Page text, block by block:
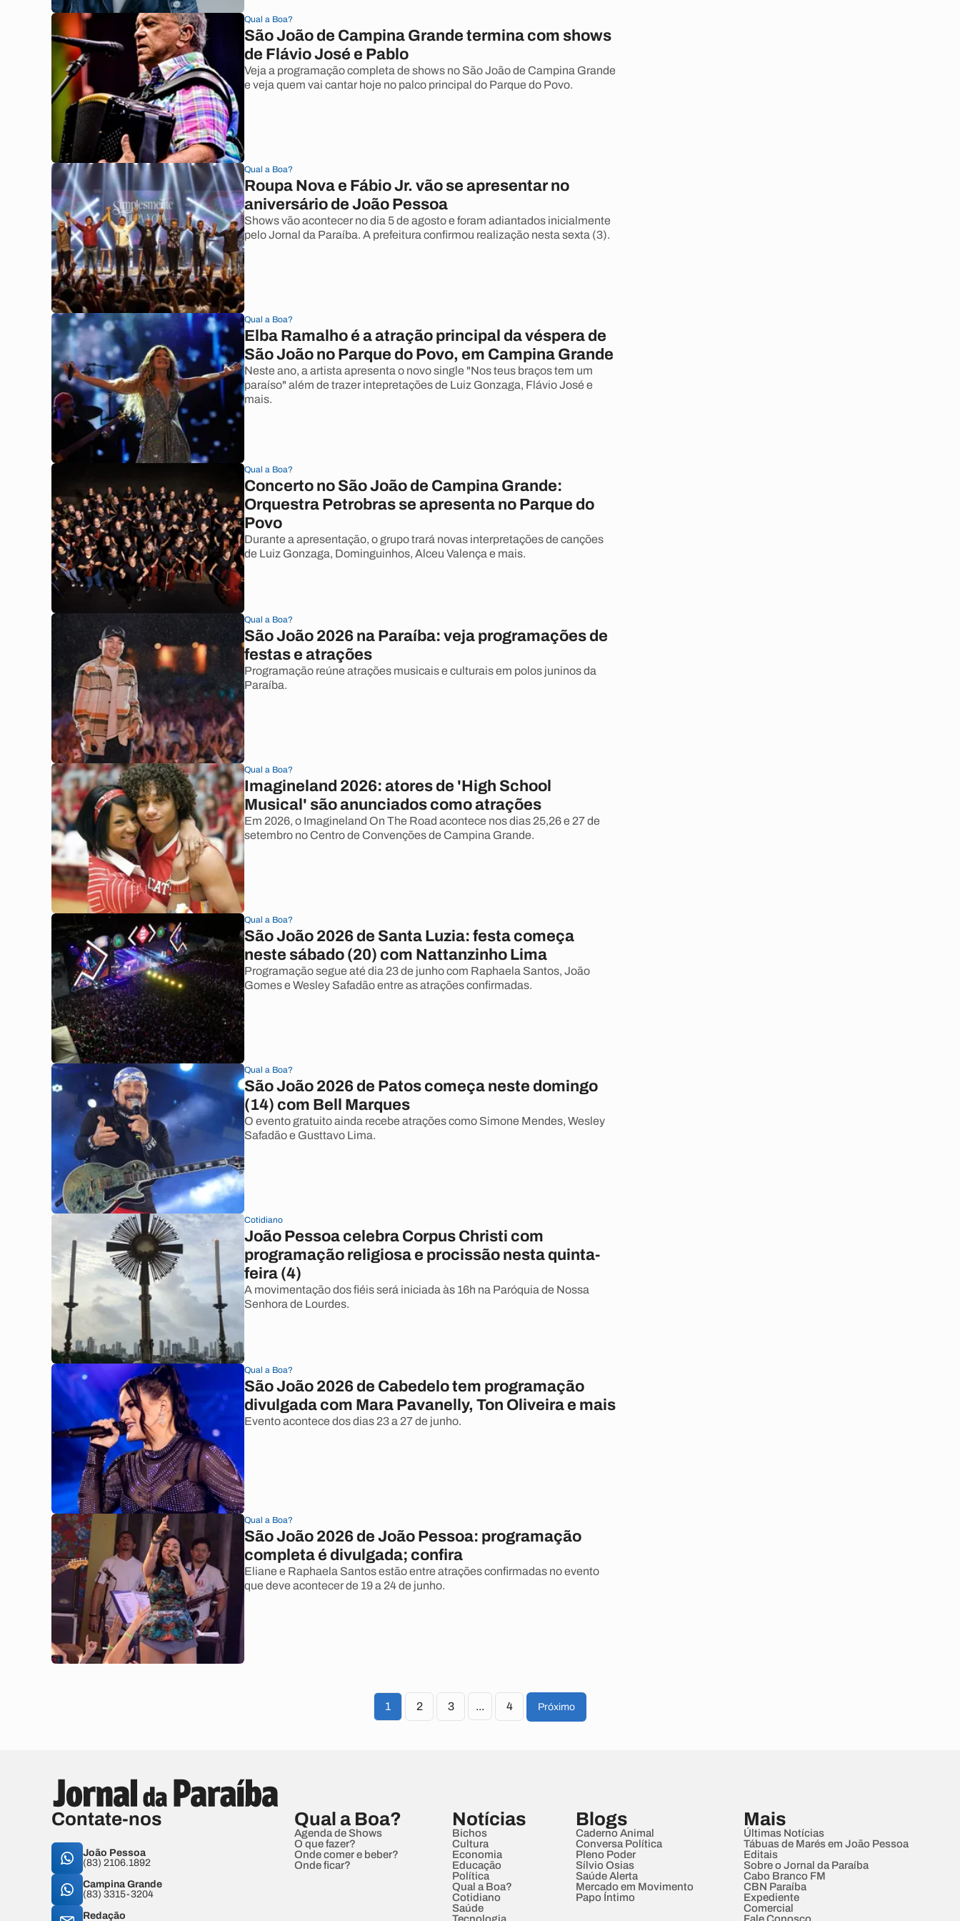
Qual a Boa?
São João de Campina Grande termina com shows
de Flávio José e Pablo
Veja a programação completa de shows no São João de Campina Grande
e veja quem vai cantar hoje no palco principal do Parque do Povo.
Qual a Boa?
Roupa Nova e Fábio Jr. vão se apresentar no
aniversário de João Pessoa
Shows vão acontecer no dia 5 de agosto e foram adiantados inicialmente
pelo Jornal da Paraíba. A prefeitura confirmou realização nesta sexta (3).
Qual a Boa?
Elba Ramalho é a atração principal da véspera de
São João no Parque do Povo, em Campina Grande
Neste ano, a artista apresenta o novo single "Nos teus braços tem um
paraíso" além de trazer intepretações de Luiz Gonzaga, Flávio José e
mais.
Qual a Boa?
Concerto no São João de Campina Grande:
Orquestra Petrobras se apresenta no Parque do
Povo
Durante a apresentação, o grupo trará novas interpretações de canções
de Luiz Gonzaga, Dominguinhos, Alceu Valença e mais.
Qual a Boa?
São João 2026 na Paraíba: veja programações de
festas e atrações
Programação reúne atrações musicais e culturais em polos juninos da
Paraíba.
Qual a Boa?
Imagineland 2026: atores de 'High School
Musical' são anunciados como atrações
Em 2026, o Imagineland On The Road acontece nos dias 25,26 e 27 de
setembro no Centro de Convenções de Campina Grande.
Qual a Boa?
São João 2026 de Santa Luzia: festa começa
neste sábado (20) com Nattanzinho Lima
Programação segue até dia 23 de junho com Raphaela Santos, João
Gomes e Wesley Safadão entre as atrações confirmadas.
Qual a Boa?
São João 2026 de Patos começa neste domingo
(14) com Bell Marques
O evento gratuito ainda recebe atrações como Simone Mendes, Wesley
Safadão e Gusttavo Lima.
Cotidiano
João Pessoa celebra Corpus Christi com
programação religiosa e procissão nesta quinta-
feira (4)
A movimentação dos fiéis será iniciada às 16h na Paróquia de Nossa
Senhora de Lourdes.
Qual a Boa?
São João 2026 de Cabedelo tem programação
divulgada com Mara Pavanelly, Ton Oliveira e mais
Evento acontece dos dias 23 a 27 de junho.
Qual a Boa?
São João 2026 de João Pessoa: programação
completa é divulgada; confira
Eliane e Raphaela Santos estão entre atrações confirmadas no evento
que deve acontecer de 19 a 24 de junho.
1 2 3 ... 4 Próximo
Contate-nos
João Pessoa
(83) 2106.1892
Campina Grande
(83) 3315-3204
Redação
Qual a Boa?
Agenda de Shows
O que fazer?
Onde comer e beber?
Onde ficar?
Notícias
Bichos
Cultura
Economia
Educação
Política
Qual a Boa?
Cotidiano
Saúde
Blogs
Caderno Animal
Conversa Política
Pleno Poder
Sílvio Osias
Saúde Alerta
Mercado em Movimento
Papo Íntimo
Mais
Últimas Notícias
Tábuas de Marés em João Pessoa
Editais
Sobre o Jornal da Paraíba
Cabo Branco FM
CBN Paraíba
Expediente
Comercial